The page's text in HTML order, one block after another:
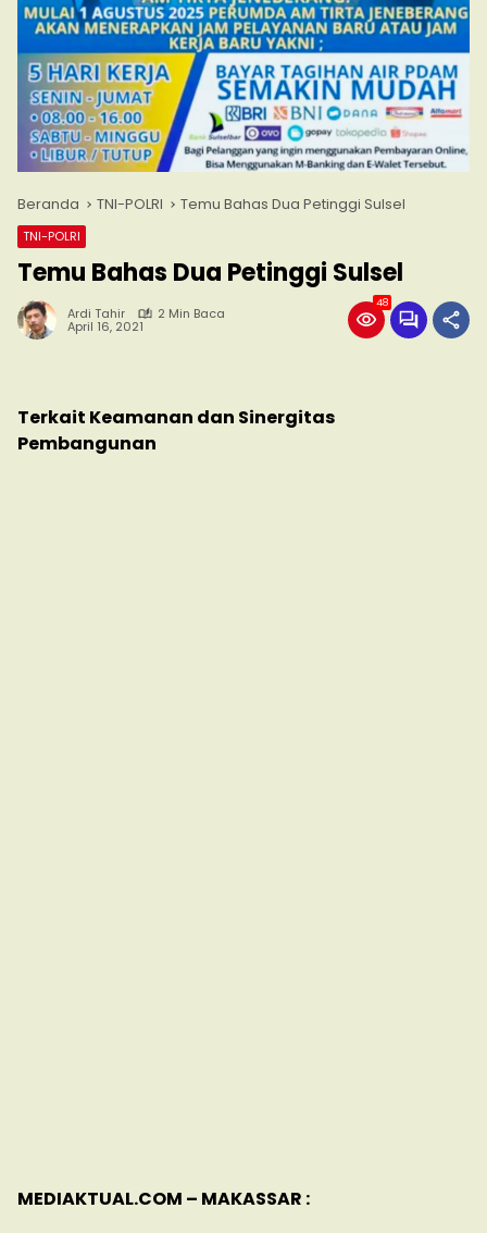
Beranda TNI-POLRI Temu Bahas Dua Petinggi Sulsel
TNI-POLRI
Temu Bahas Dua Petinggi Sulsel
Ardi Tahir 2 Min Baca
April 16, 2021
48
Terkait Keamanan dan Sinergitas
Pembangunan
MEDIAKTUAL.COM – MAKASSAR :